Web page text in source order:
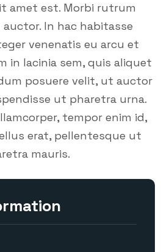
amet est. Morbi rutrum
In hac habitasse
venenatis eu arcu et
in lacinia sem, quis aliquet
posuere velit, ut auctor
ut pharetra urna.
tempor enim id,
erat, pellentesque ut
mauris.